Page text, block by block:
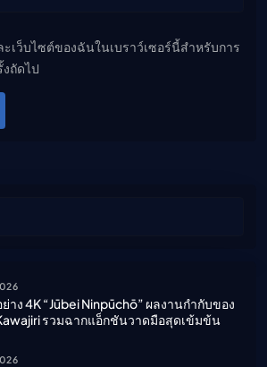
เว็บไซต์ของฉันในเบราว์เซอร์นี้สำหรับการ
ถัดไป
าง 4K “Jūbei Ninpūchō” ผลงานกำกับของ
รวมฉากแอ็กชันวาดมือสุดเข้มข้น